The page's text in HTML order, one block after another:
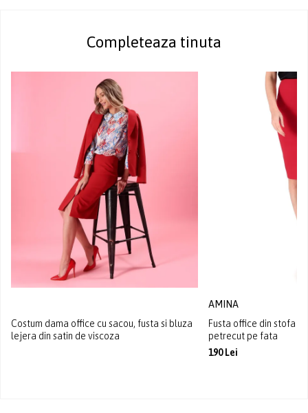
Completeaza tinuta
Costum dama office cu sacou, fusta si bluza
lejera din satin de viscoza
AMINA
Fusta office din stofa
petrecut pe fata
190 Lei